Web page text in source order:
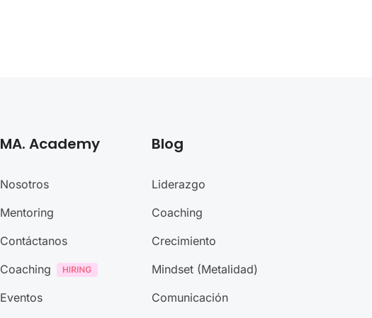
MA. Academy
Nosotros
Mentoring
Contáctanos
Coaching
Eventos
Blog
Liderazgo
Coaching
Crecimiento
Mindset (Metalidad)
Comunicación